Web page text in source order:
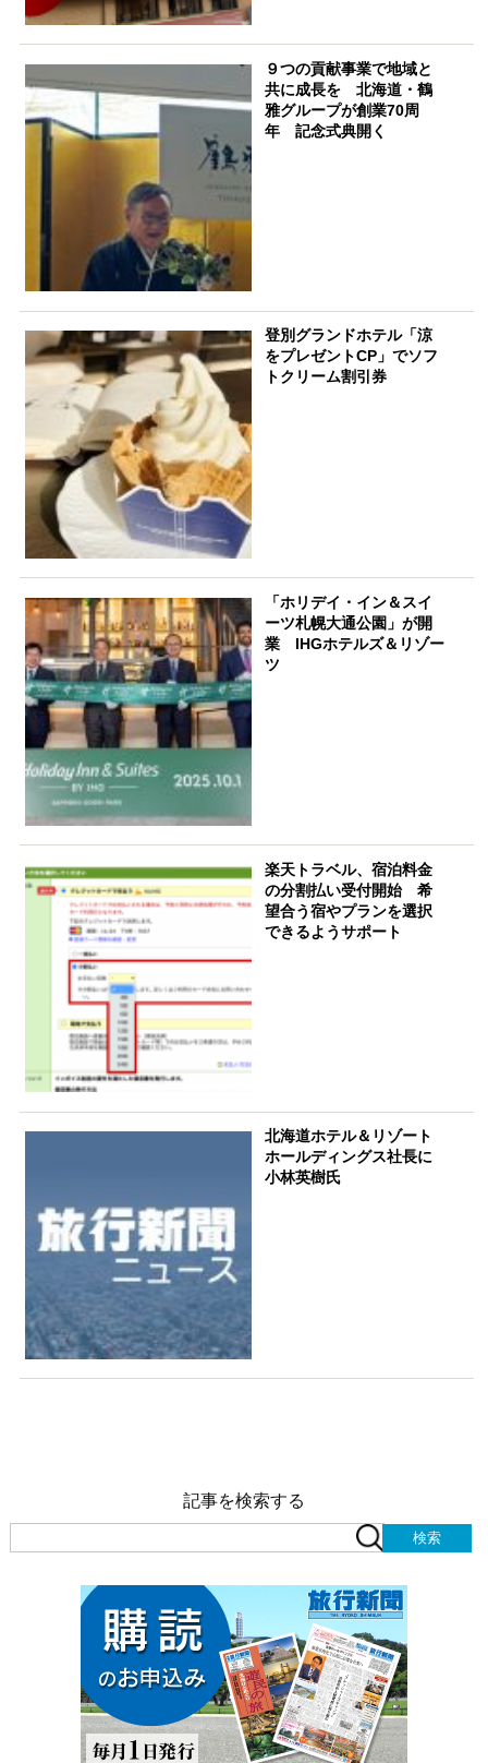
９つの貢献事業で地域と
共に成長を 北海道・鶴
雅グループが創業70周
年 記念式典開く
登別グランドホテル「涼
をプレゼントCP」でソフ
トクリーム割引券
「ホリデイ・イン＆スイ
ーツ札幌大通公園」が開
業 IHGホテルズ＆リゾー
ツ
楽天トラベル、宿泊料金
の分割払い受付開始 希
望合う宿やプランを選択
できるようサポート
北海道ホテル＆リゾート
ホールディングス社長に
小林英樹氏
記事を検索する